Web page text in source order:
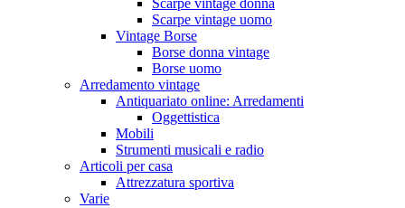
Scarpe vintage donna
Scarpe vintage uomo
Vintage Borse
Borse donna vintage
Borse uomo
Arredamento vintage
Antiquariato online: Arredamenti
Oggettistica
Mobili
Strumenti musicali e radio
Articoli per casa
Attrezzatura sportiva
Varie